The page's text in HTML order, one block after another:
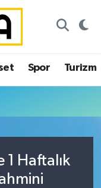
Spor Turizm
1 Haftalık